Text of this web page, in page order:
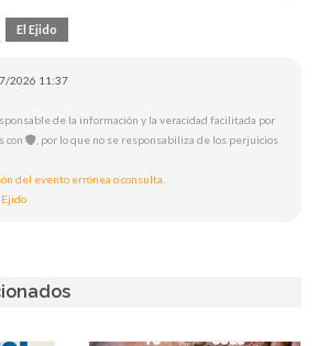
El Ejido
2026 11:37
de la información y la veracidad facilitada por
con
, por lo que no se responsabiliza de los perjuicios
del evento errónea o consulta.